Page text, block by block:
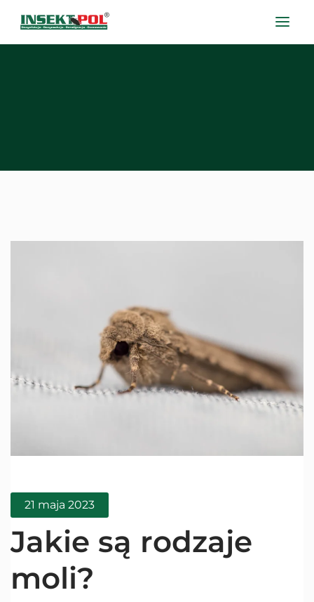
21 maja 2023
Jakie są rodzaje
moli?